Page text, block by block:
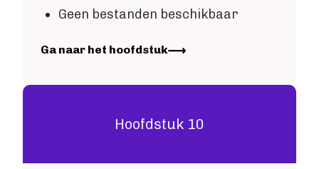
Geen bestanden beschikbaar
Image
Ga naar het hoofdstuk
Hoofdstuk 10